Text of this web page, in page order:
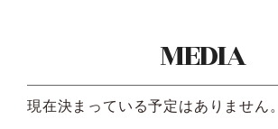
MEDIA
現在決まっている予定はありません。